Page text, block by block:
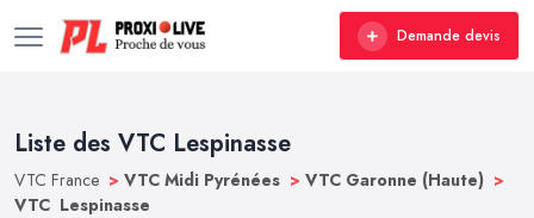
Demande devis
Liste des VTC Lespinasse
VTC France > VTC Midi Pyrénées > VTC Garonne (Haute) >
VTC Lespinasse